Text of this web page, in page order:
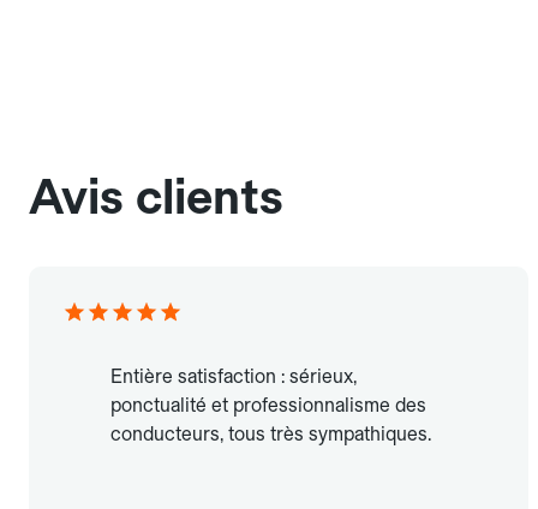
Avis clients
Entière satisfaction : sérieux,
ponctualité et professionnalisme des
conducteurs, tous très sympathiques.